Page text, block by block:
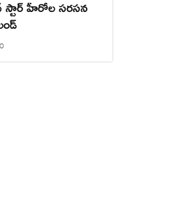
హీరోల సరసన